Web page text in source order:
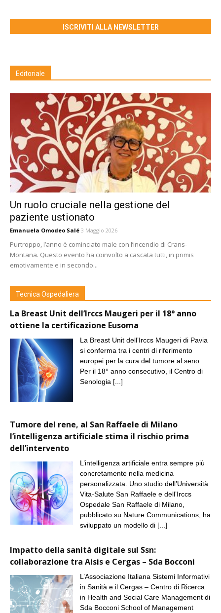
ISCRIVITI ALLA NEWSLETTER
Editoriale
Un ruolo cruciale nella gestione del
paziente ustionato
Emanuela Omodeo Salé 3 Maggio 2026
Purtroppo, l’anno è cominciato male con l’incendio di Crans-
Montana. Questo evento ha coinvolto a cascata tutti, in primis
emotivamente e in secondo...
Tecnica Ospedaliera
La Breast Unit dell’Irccs Maugeri per il 18° anno
ottiene la certificazione Eusoma
La Breast Unit dell’Irccs Maugeri di Pavia
si conferma tra i centri di riferimento
europei per la cura del tumore al seno.
Per il 18° anno consecutivo, il Centro di
Senologia [...]
Tumore del rene, al San Raffaele di Milano
l’intelligenza artificiale stima il rischio prima
dell’intervento
L’intelligenza artificiale entra sempre più
concretamente nella medicina
personalizzata. Uno studio dell’Università
Vita-Salute San Raffaele e dell’Irccs
Ospedale San Raffaele di Milano,
pubblicato su Nature Communications, ha
sviluppato un modello di [...]
Impatto della sanità digitale sul Ssn:
collaborazione tra Aisis e Cergas – Sda Bocconi
L’Associazione Italiana Sistemi Informativi
in Sanità e il Cergas – Centro di Ricerca
in Health and Social Care Management di
Sda Bocconi School of Management